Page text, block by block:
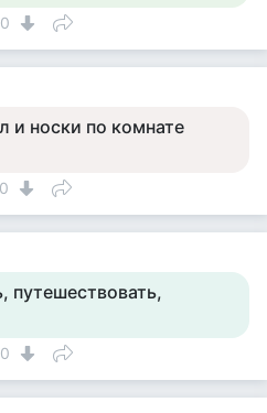
0
и носки по комнате
0
0